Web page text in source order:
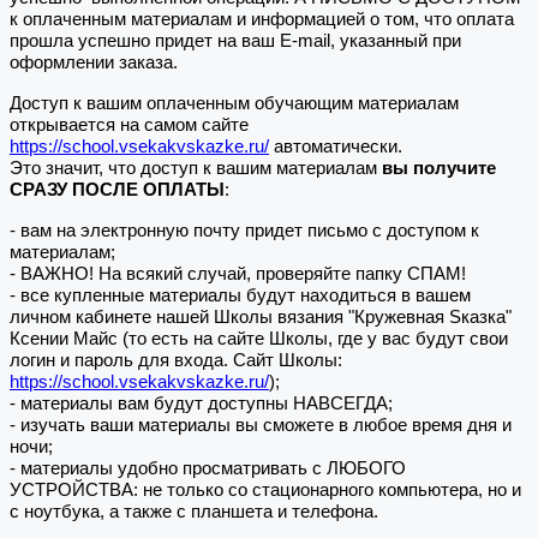
к оплаченным материалам и информацией о том, что оплата
прошла успешно придет на ваш E-mail, указанный при
оформлении заказа.
Доступ к вашим оплаченным обучающим материалам
открывается на самом сайте
https://school.vsekakvskazke.ru/ автоматически.
Это значит, что доступ к вашим материалам вы получите
СРАЗУ ПОСЛЕ ОПЛАТЫ:
- вам на электронную почту придет письмо с доступом к
материалам;
- ВАЖНО! На всякий случай, проверяйте папку СПАМ!
- все купленные материалы будут находиться в вашем
личном кабинете нашей Школы вязания "Кружевная Sказка"
Ксении Майс (то есть на сайте Школы, где у вас будут свои
логин и пароль для входа. Сайт Школы:
https://school.vsekakvskazke.ru/);
- материалы вам будут доступны НАВСЕГДА;
- изучать ваши материалы вы сможете в любое время дня и
ночи;
- материалы удобно просматривать с ЛЮБОГО
УСТРОЙСТВА: не только со стационарного компьютера, но и
с ноутбука, а также с планшета и телефона.